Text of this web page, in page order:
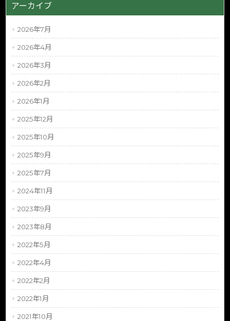
アーカイブ
2026年7月
2026年4月
2026年3月
2026年2月
2026年1月
2025年12月
2025年10月
2025年9月
2025年7月
2024年11月
2023年9月
2023年8月
2022年5月
2022年4月
2022年2月
2022年1月
2021年10月